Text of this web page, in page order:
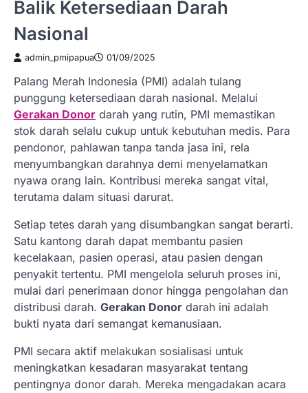
Balik Ketersediaan Darah
Nasional
admin_pmipapua 01/09/2025
Palang Merah Indonesia (PMI) adalah tulang
punggung ketersediaan darah nasional. Melalui
Gerakan Donor darah yang rutin, PMI memastikan
stok darah selalu cukup untuk kebutuhan medis. Para
pendonor, pahlawan tanpa tanda jasa ini, rela
menyumbangkan darahnya demi menyelamatkan
nyawa orang lain. Kontribusi mereka sangat vital,
terutama dalam situasi darurat.
Setiap tetes darah yang disumbangkan sangat berarti.
Satu kantong darah dapat membantu pasien
kecelakaan, pasien operasi, atau pasien dengan
penyakit tertentu. PMI mengelola seluruh proses ini,
mulai dari penerimaan donor hingga pengolahan dan
distribusi darah. Gerakan Donor darah ini adalah
bukti nyata dari semangat kemanusiaan.
PMI secara aktif melakukan sosialisasi untuk
meningkatkan kesadaran masyarakat tentang
pentingnya donor darah. Mereka mengadakan acara